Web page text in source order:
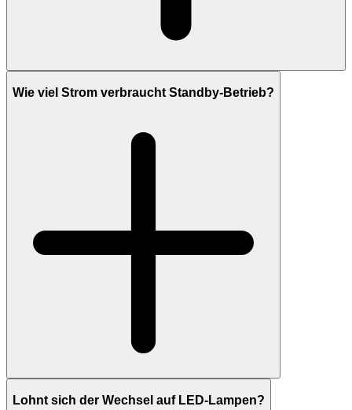
Wie viel Strom verbraucht Standby-Betrieb?
Lohnt sich der Wechsel auf LED-Lampen?